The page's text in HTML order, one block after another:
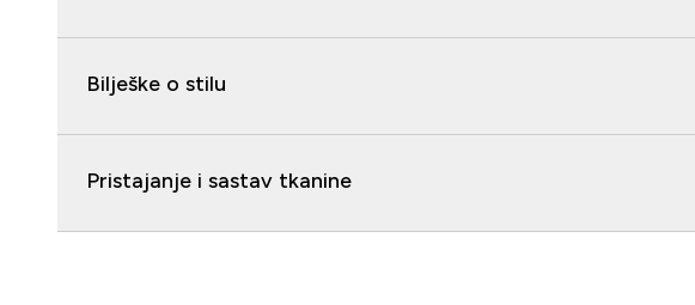
Bilješke o stilu
Pristajanje i sastav tkanine